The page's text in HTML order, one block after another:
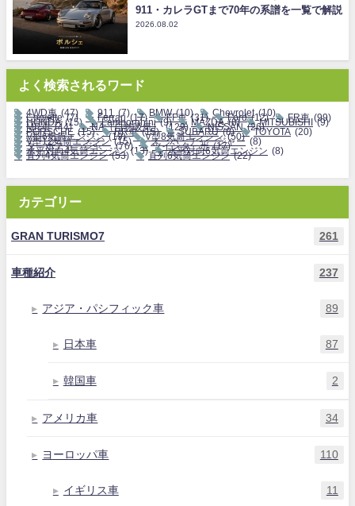
911・カレラGTまで70年の系譜を一覧で解説
2026.08.02
よく検索されるワード
4WD車 (47) 911 (7) BMW (10) Chevrolet (10)
Corvette (7) Ferrari (17) FF車 (31) Ford (12) FR車 (99)
HONDA (15) Lamborghini (9) MAZDA (8) MITSUBISHI (9)
MR車 (44) NA（自然吸気） (129) NISSAN (26)
PORSCHE (15) RR車 (15) SUBARU (8) TOYOTA (20)
V型6気筒エンジン (19) V型8気筒エンジン (50)
V型12気筒エンジン (15) スーパーチャージャー (8)
ターボチャージャー (76) ツインターボ (17)
水平対向4気筒エンジン (13) 水平対向6気筒エンジン (8)
直列4気筒エンジン (53) 直列6気筒エンジン (22)
カテゴリー
GRAN TURISMO7 261
車種紹介 237
アジア・パシフィック車 89
日本車 87
韓国車 2
アメリカ車 34
ヨーロッパ車 110
イギリス車 11